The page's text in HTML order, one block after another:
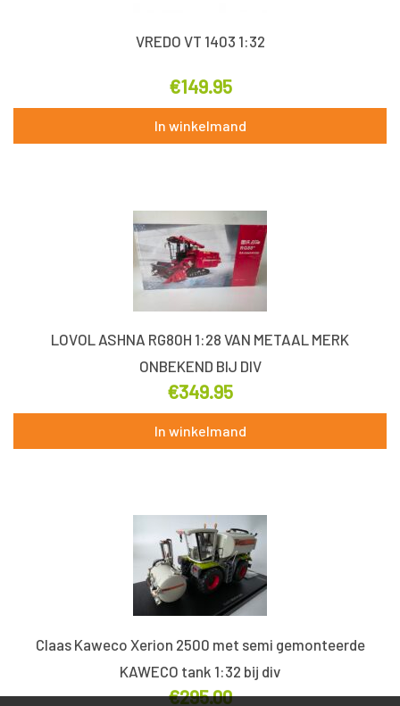
VREDO VT 1403 1:32
€149.95
In winkelmand
LOVOL ASHNA RG80H 1:28 VAN METAAL MERK
ONBEKEND BIJ DIV
€349.95
In winkelmand
Claas Kaweco Xerion 2500 met semi gemonteerde
KAWECO tank 1:32 bij div
€295.00